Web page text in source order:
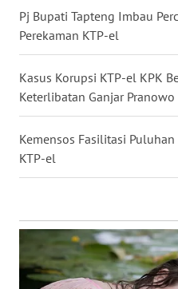
Pj Bupati Tapteng Imbau
Perekaman KTP-el
Kasus Korupsi KTP-el KPK
Keterlibatan Ganjar Pranowo
Kemensos Fasilitasi Puluhan
KTP-el
WN
LESUNG
WN
WN
SIMALUNGUN